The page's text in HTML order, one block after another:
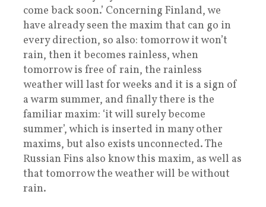
come back soon.’ Concerning Finland, we
have already seen the maxim that can go in
every direction, so also: tomorrow it won’t
rain, then it becomes rainless, when
tomorrow is free of rain, the rainless
weather will last for weeks and it is a sign of
a warm summer, and finally there is the
familiar maxim: ‘it will surely become
summer’, which is inserted in many other
maxims, but also exists unconnected. The
Russian Fins also know this maxim, as well as
that tomorrow the weather will be without
rain.